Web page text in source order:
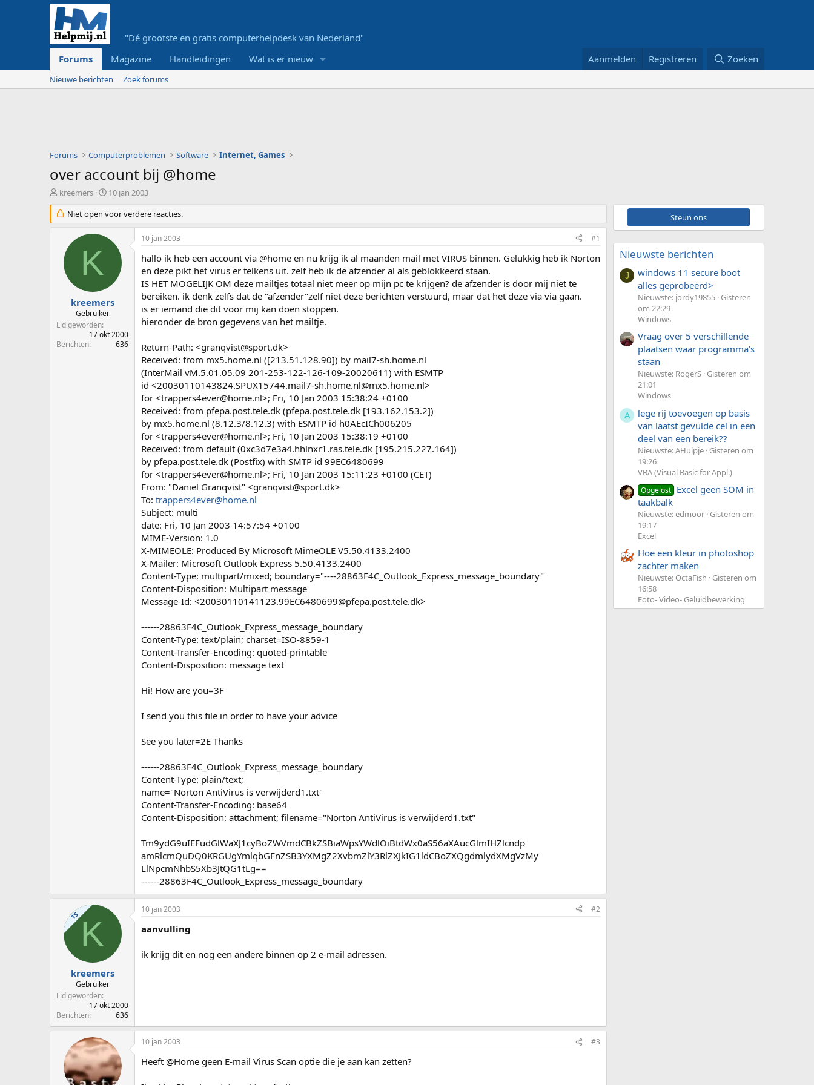
"Dé grootste en gratis computerhelpdesk van Nederland"
Forums
Magazine Handleidingen Wat is er nieuw Aanmelden Registreren Zoeken
Nieuwe berichten Zoek forums
Forums Computerproblemen Software Internet, Games
over account bij @home
O
d
e
r
e
kreemers
S
a
r
t
m
10 jan 2003
Niet open voor verdere reacties.
K
kreemers
Gebruiker
Lid geworden
17 okt 2000
Berichten
636
10 jan 2003 #1
hallo ik heb een account via @home en nu krijg ik al maanden mail met VIRUS binnen. Gelukkig heb ik Norton
en deze pikt het virus er telkens uit. zelf heb ik de afzender al als geblokkeerd staan.
IS HET MOGELIJK OM deze mailtjes totaal niet meer op mijn pc te krijgen? de afzender is door mij niet te
bereiken. ik denk zelfs dat de "afzender"zelf niet deze berichten verstuurd, maar dat het deze via via gaan.
is er iemand die dit voor mij kan doen stoppen.
hieronder de bron gegevens van het mailtje.
Return-Path: <granqvist@sport.dk>
Received: from mx5.home.nl ([213.51.128.90]) by mail7-sh.home.nl
(InterMail vM.5.01.05.09 201-253-122-126-109-20020611) with ESMTP
id <20030110143824.SPUX15744.mail7-sh.home.nl@mx5.home.nl>
for <trappers4ever@home.nl>; Fri, 10 Jan 2003 15:38:24 +0100
Received: from pfepa.post.tele.dk (pfepa.post.tele.dk [193.162.153.2])
by mx5.home.nl (8.12.3/8.12.3) with ESMTP id h0AEcICh006205
for <trappers4ever@home.nl>; Fri, 10 Jan 2003 15:38:19 +0100
Received: from default (0xc3d7e3a4.hhlnxr1.ras.tele.dk [195.215.227.164])
by pfepa.post.tele.dk (Postfix) with SMTP id 99EC6480699
for <trappers4ever@home.nl>; Fri, 10 Jan 2003 15:11:23 +0100 (CET)
From: "Daniel Granqvist" <granqvist@sport.dk>
To: trappers4ever@home.nl
Subject: multi
date: Fri, 10 Jan 2003 14:57:54 +0100
MIME-Version: 1.0
X-MIMEOLE: Produced By Microsoft MimeOLE V5.50.4133.2400
X-Mailer: Microsoft Outlook Express 5.50.4133.2400
Content-Type: multipart/mixed; boundary="----28863F4C_Outlook_Express_message_boundary"
Content-Disposition: Multipart message
Message-Id: <20030110141123.99EC6480699@pfepa.post.tele.dk>
------28863F4C_Outlook_Express_message_boundary
Content-Type: text/plain; charset=ISO-8859-1
Content-Transfer-Encoding: quoted-printable
Content-Disposition: message text
Hi! How are you=3F
I send you this file in order to have your advice
See you later=2E Thanks
------28863F4C_Outlook_Express_message_boundary
Content-Type: plain/text;
name="Norton AntiVirus is verwijderd1.txt"
Content-Transfer-Encoding: base64
Content-Disposition: attachment; filename="Norton AntiVirus is verwijderd1.txt"
Tm9ydG9uIEFudGlWaXJ1cyBoZWVmdCBkZSBiaWpsYWdlOiBtdWx0aS56aXAucGlmIHZlcndp
amRlcmQuDQ0KRGUgYmlqbGFnZSB3YXMgZ2XvbmZlY3RlZXJkIG1ldCBoZXQgdmlydXMgVzMy
LlNpcmNhbS5Xb3JtQG1tLg==
------28863F4C_Outlook_Express_message_boundary
TS K
kreemers
Gebruiker
Lid geworden
17 okt 2000
Berichten
636
10 jan 2003 #2
aanvulling
ik krijg dit en nog een andere binnen op 2 e-mail adressen.
10 jan 2003 #3
Heeft @Home geen E-mail Virus Scan optie die je aan kan zetten?
Steun ons
Nieuwste berichten
J
windows 11 secure boot
alles geprobeerd>
Nieuwste: jordy19855 Gisteren
om 22:29
Windows
Vraag over 5 verschillende
plaatsen waar programma's
staan
Nieuwste: RogerS Gisteren om
21:01
Windows
A
lege rij toevoegen op basis
van laatst gevulde cel in een
deel van een bereik??
Nieuwste: AHulpje Gisteren om
19:26
VBA (Visual Basic for Appl.)
Opgelost Excel geen SOM in
taakbalk
Nieuwste: edmoor Gisteren om
19:17
Excel
Hoe een kleur in photoshop
zachter maken
Nieuwste: OctaFish
Gisteren om
16:58
Foto- Video- Geluidbewerking